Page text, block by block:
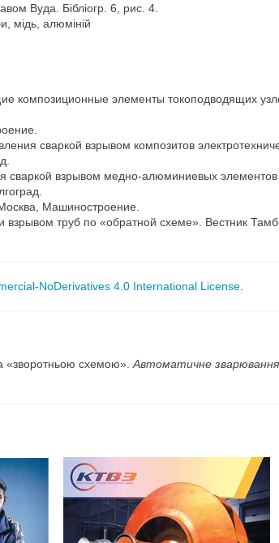
Вуда. Бібліогр. 6, рис. 4.
мідь, алюміній
элементы токоподводящих
сваркой взрывом композитов
сваркой взрывом медно-алюминиевых
Машиностроение.
труб по «обратной схеме». Вестник
NoDerivatives 4.0 International License
«зворотньою схемою». Автоматичне зварювання